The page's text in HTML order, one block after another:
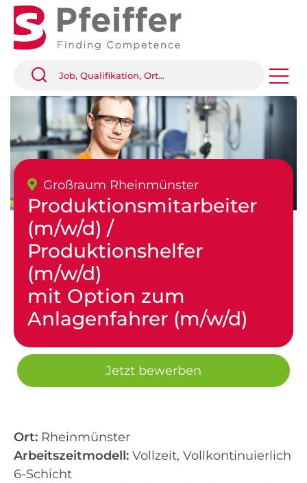
Großraum Rheinmünster
Produktionsmitarbeiter
(m/w/d) /
Produktionshelfer
(m/w/d)
mit Option zum
Anlagenfahrer (m/w/d)
Jetzt bewerben
Ort: Rheinmünster
Arbeitszeitmodell: Vollzeit, Vollkontinuierlich
6-Schicht